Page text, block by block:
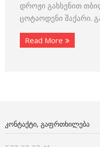
დროჟი გახსენით
ცოტაოდენი შაქარი.
Read More
ᲙᲝᲜᲢᲐᲥᲢᲘ, ᲒᲐᲤᲠᲗᲮᲘᲚᲔᲑᲐ